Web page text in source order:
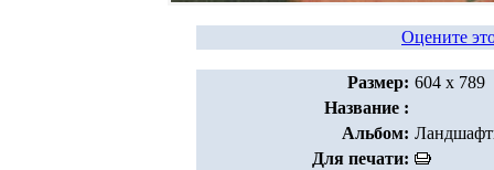
Оцените
Размер: 604 x 789
Название :
Альбом:
Для печати: